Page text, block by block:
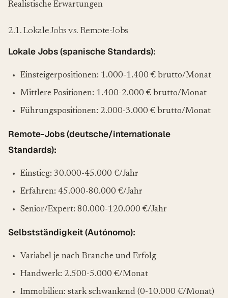
Realistische Erwartungen
2.1. Lokale Jobs vs. Remote-Jobs
Lokale Jobs (spanische Standards):
Einsteigerpositionen: 1.000-1.400 € brutto/Monat
Mittlere Positionen: 1.400-2.000 € brutto/Monat
Führungspositionen: 2.000-3.000 € brutto/Monat
Remote-Jobs (deutsche/internationale
Standards):
Einstieg: 30.000-45.000 €/Jahr
Erfahren: 45.000-80.000 €/Jahr
Senior/Expert: 80.000-120.000 €/Jahr
Selbstständigkeit (Autónomo):
Variabel je nach Branche und Erfolg
Handwerk: 2.500-5.000 €/Monat
Immobilien: stark schwankend (0-10.000 €/Monat)